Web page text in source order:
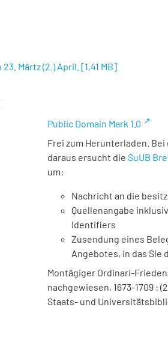
Märtz (2.) April. [1,41 MB]
Public Domain Mark 1.0
Frei zum Herunterladen.
daraus ersucht die SuUB
um:
Nachricht an die
Quellenangabe
Identifiers
Zusendung eines
Angebotes, in das Sie
Montägiger Ordinari-
nachgewiesen, 1673-1709 :
Staats- und